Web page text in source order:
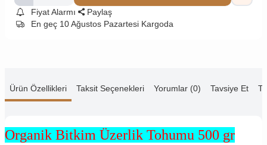
Fiyat Alarmı
Paylaş
En geç 10 Ağustos Pazartesi Kargoda
Ürün Özellikleri Taksit Seçenekleri Yorumlar (0) Tavsiye Et
Organik Bitkim Üzerlik Tohumu 500 gr